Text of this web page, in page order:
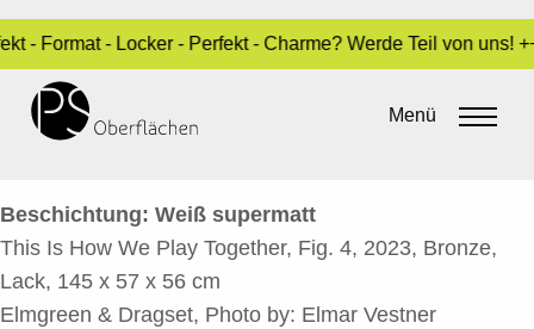
Format - Locker - Perfekt - Charme? Werde Teil von
Menü
THIS IS HOW WE PLAY TOGETHER,
FIG. 4-2
Beschichtung: Weiß supermatt
This Is How We Play Together, Fig. 4, 2023, Bronze,
Lack, 145 x 57 x 56 cm
Elmgreen & Dragset, Photo by: Elmar Vestner